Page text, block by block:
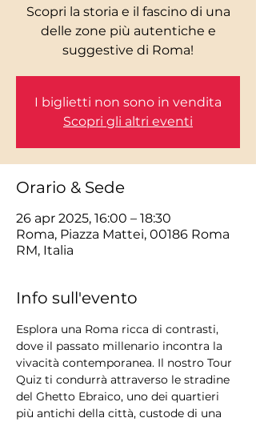
Scopri la storia e il fascino di una
delle zone più autentiche e
I biglietti non sono in vendita
Scopri gli altri eventi
Orario & Sede
26 apr 2025, 16:00 – 18:30
Roma, Piazza Mattei, 00186 Roma
RM, Italia
Info sull'evento
Esplora una Roma ricca di contrasti,
dove il passato millenario incontra la
vivacità contemporanea. Il nostro Tour
Quiz ti condurrà attraverso le stradine
del Ghetto Ebraico, uno dei quartieri
più antichi della città, custode di una